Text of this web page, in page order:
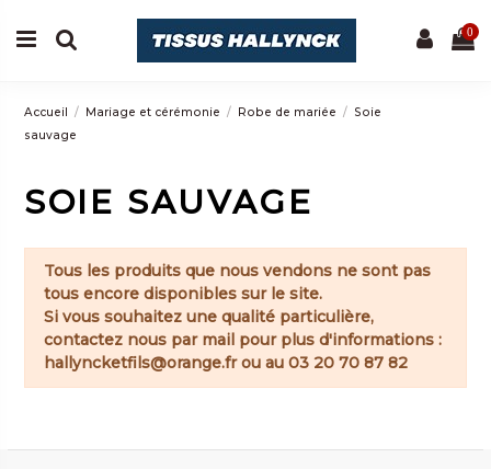
0
Accueil Mariage et cérémonie Robe de mariée
Soie
sauvage
SOIE SAUVAGE
Tous les produits que nous vendons ne sont pas
tous encore disponibles sur le site.
Si vous souhaitez une qualité particulière,
contactez nous par mail pour plus d'informations :
hallyncketfils@orange.frou au 03 20 70 87 82